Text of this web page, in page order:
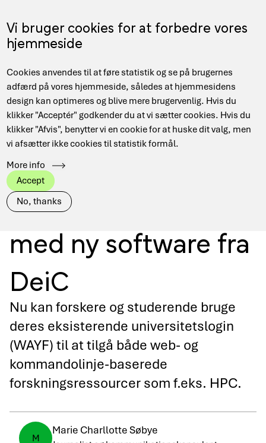
Vi bruger cookies for at forbedre vores
hjemmeside
Cookies anvendes til at føre statistik og se på brugernes
adfærd på vores hjemmeside, således at hjemmesidens
design kan optimeres og blive mere brugervenlig. Hvis du
klikker "Acceptér" godkender du at vi sætter cookies. Hvis du
klikker "Afvis", benytter vi en cookie for at huske dit valg, men
vi afsætter ikke cookies til statistik formål.
More info
Accept
No, thanks
til
hovedindhold
EN
Main
navigation
Brødkrumme
Hjem Nyheder
Giv SSH-adgang fra institutionslogin med ny software fra
DeiC
Giv SSH-adgang fra
institutionslogin
med ny software fra
DeiC
Nu kan forskere og studerende bruge
deres eksisterende universitetslogin
(WAYF) til at tilgå både web- og
kommandolinje-baserede
forskningsressourcer som f.eks. HPC.
M
Marie Charllotte Søbye